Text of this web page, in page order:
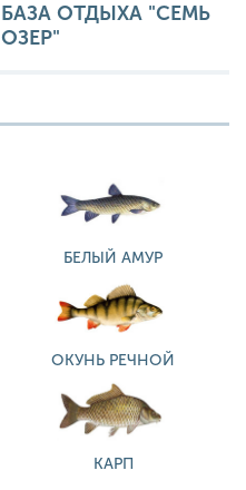
БАЗА ОТДЫХА "СЕМЬ
ОЗЕР"
БЕЛЫЙ АМУР
ОКУНЬ РЕЧНОЙ
КАРП